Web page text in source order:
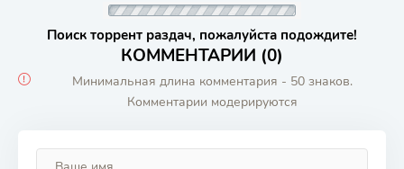
Поиск торрент раздач, пожалуйста подождите!
КОММЕНТАРИИ (0)
Минимальная длина комментария - 50 знаков.
Комментарии модерируются